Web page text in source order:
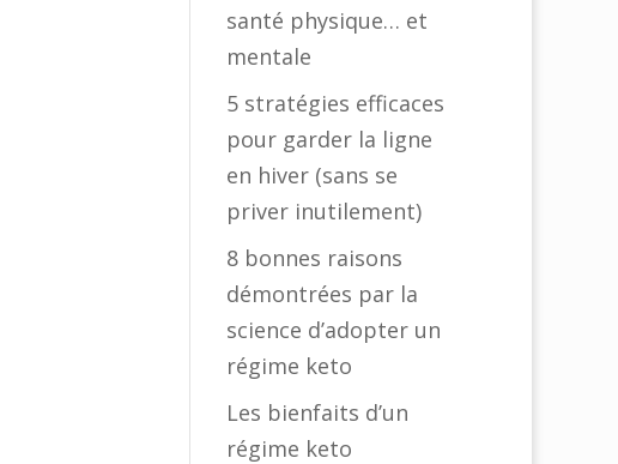
santé physique… et
mentale
5 stratégies efficaces
pour garder la ligne
en hiver (sans se
priver inutilement)
8 bonnes raisons
démontrées par la
science d’adopter un
régime keto
Les bienfaits d’un
régime keto